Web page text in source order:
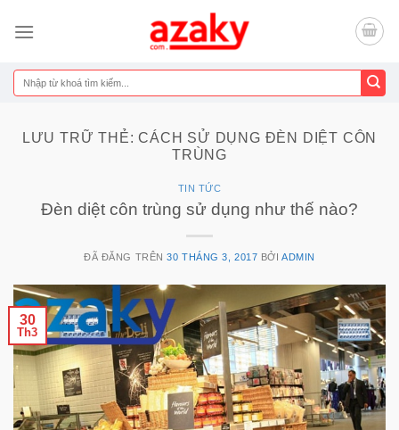
đến
dung
Tìm
kiếm:
LƯU TRỮ THẺ:CÁCH SỬ DỤNG ĐÈN DIỆT CÔN
TRÙNG
TIN TỨC
Đèn diệt côn trùng sử dụng như thế nào?
ĐÃ ĐĂNG TRÊN30 THÁNG 3, 2017 BỞIADMIN
30
Th3